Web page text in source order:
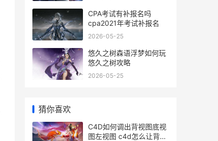
CPA考试有补报名吗
cpa2021年考试补报名
2026-05-25
悠久之树森语浮梦如何玩
悠久之树攻略
2026-05-25
猜你喜欢
C4D如何调出背视图底视
图左视图 c4d怎么让背景